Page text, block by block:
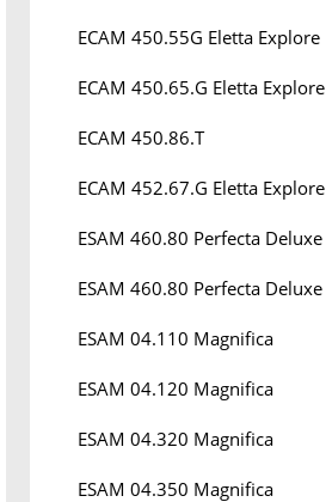
ECAM 450.55G Eletta Explore
ECAM 450.65.G Eletta Explore
ECAM 450.86.T
ECAM 452.67.G Eletta Explore
ESAM 460.80 Perfecta Deluxe
ESAM 460.80 Perfecta Deluxe
ESAM 04.110 Magnifica
ESAM 04.120 Magnifica
ESAM 04.320 Magnifica
ESAM 04.350 Magnifica